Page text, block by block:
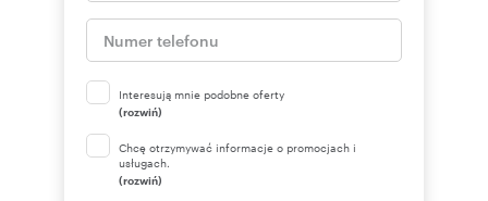
Interesują mnie podobne oferty
(rozwiń)
Chcę otrzymywać informacje o promocjach i
usługach.
(rozwiń)